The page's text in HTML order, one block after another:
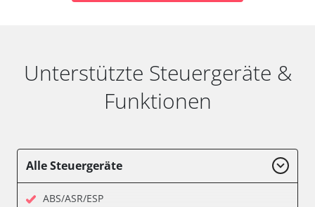
Unterstützte Steuergeräte &
Funktionen
Alle Steuergeräte
ABS/ASR/ESP